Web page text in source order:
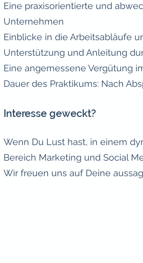
Eine praxisorientierte und
Unternehmen
Einblicke in die Arbeitsabläufe
Unterstützung und Anleitung
Eine angemessene Vergütung
Dauer des Praktikums: Nach
Interesse geweckt?
Wenn Du Lust hast, in einem
Bereich Marketing und Social
Wir freuen uns auf Deine